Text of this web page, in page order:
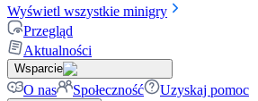
Wyświetl wszystkie minigry
Przegląd
Aktualności
Wsparcie
O nas Społeczność Uzyskaj pomoc